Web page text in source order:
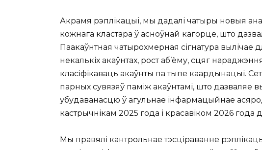
Акрамя рэплікацыі, мы дадалі чатыры новыя
кожнага кластара ў асноўнай кагорце, што
Паакаўнтная чатырохмерная сігнатура
некалькіх акаўнтах, рост аб’ёму, сцяг
класіфікаваць акаўнты па тыпе каардынацыі.
парных сувязяў паміж акаўнтамі, што дазваляе
убудаванасцю ў агульнае інфармацыйнае
кастрычнікам 2025 года і красавіком 2026
Мы правялі кантрольнае тэсціраванне